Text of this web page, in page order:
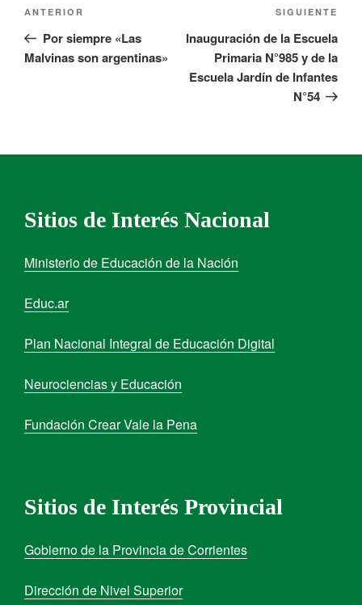
ANTERIOR
Por siempre «Las
Malvinas son argentinas»
SIGUIENTE
Inauguración de la Escuela
Primaria N°985 y de la
Escuela Jardín de Infantes
N°54
Sitios de Interés Nacional
Ministerio de Educación de la Nación
Educ.ar
Plan Nacional Integral de Educación Digital
Neurociencias y Educación
Fundación Crear Vale la Pena
Sitios de Interés Provincial
Gobierno de la Provincia de Corrientes
Dirección de Nivel Superior